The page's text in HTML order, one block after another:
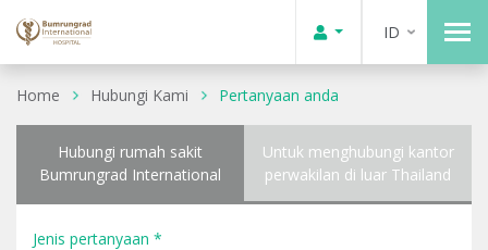
ID
Home Hubungi Kami Pertanyaan anda
Hubungi rumah sakit
Bumrungrad International
Untuk menghubungi kantor
perwakilan di luar Thailand
Jenis pertanyaan *